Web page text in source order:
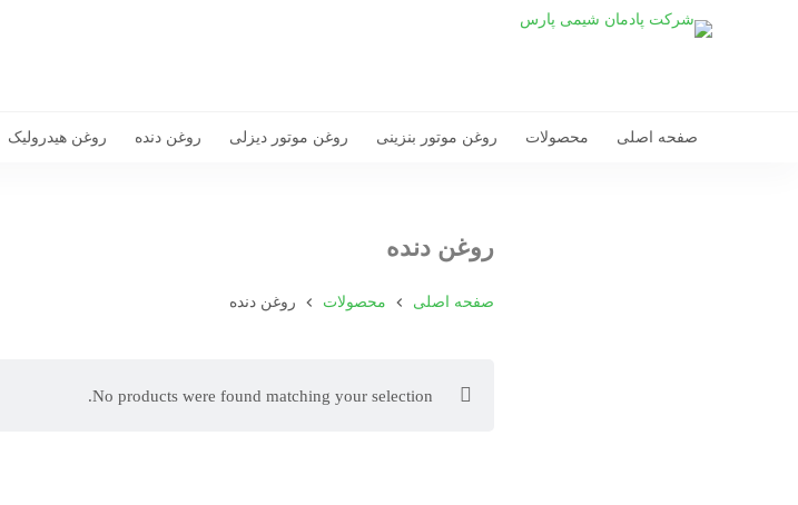
صفحه اصلی محصولات روغن موتور بنزینی روغن موتور دیزلی روغن دنده روغن هیدرولیک
روغن دنده
صفحه اصلی محصولات روغن دنده
No products were found matching your selection.